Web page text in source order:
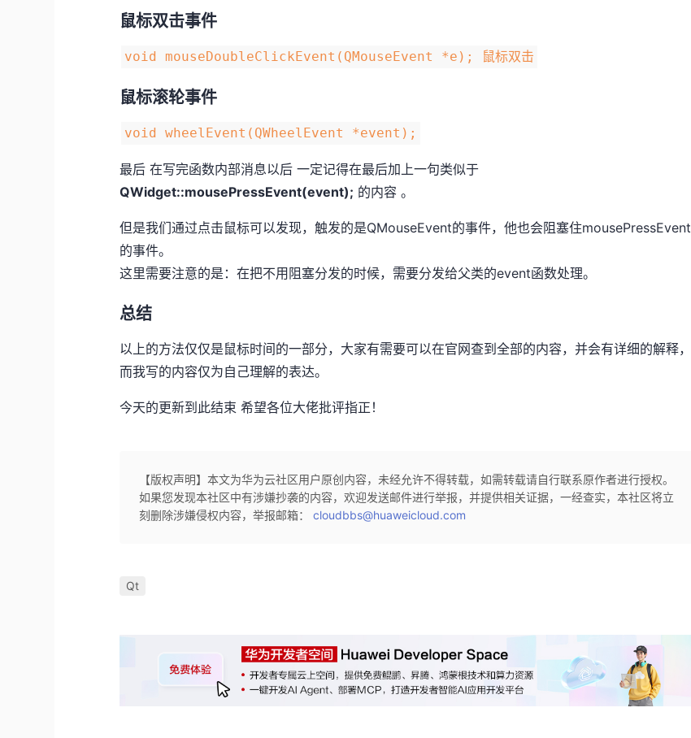
鼠标双击事件
void mouseDoubleClickEvent(QMouseEvent *e); 鼠标双击
鼠标滚轮事件
void wheelEvent(QWheelEvent *event);
最后 在写完函数内部消息以后 一定记得在最后加上一句类似于
QWidget::mousePressEvent(event); 的内容 。
但是我们通过点击鼠标可以发现，触发的是QMouseEvent的事件，他也会阻塞住mousePressEvent
的事件。
这里需要注意的是：在把不用阻塞分发的时候，需要分发给父类的event函数处理。
总结
以上的方法仅仅是鼠标时间的一部分，大家有需要可以在官网查到全部的内容，并会有详细的解释，
而我写的内容仅为自己理解的表达。
今天的更新到此结束 希望各位大佬批评指正！
【版权声明】本文为华为云社区用户原创内容，未经允许不得转载，如需转载请自行联系原作者进行授权。
如果您发现本社区中有涉嫌抄袭的内容，欢迎发送邮件进行举报，并提供相关证据，一经查实，本社区将立
刻删除涉嫌侵权内容，举报邮箱：cloudbbs@huaweicloud.com
Qt